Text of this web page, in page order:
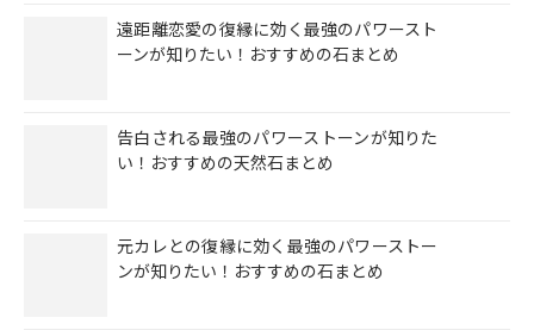
遠距離恋愛の復縁に効く最強のパワースト
ーンが知りたい！おすすめの石まとめ
告白される最強のパワーストーンが知りた
い！おすすめの天然石まとめ
元カレとの復縁に効く最強のパワーストー
ンが知りたい！おすすめの石まとめ